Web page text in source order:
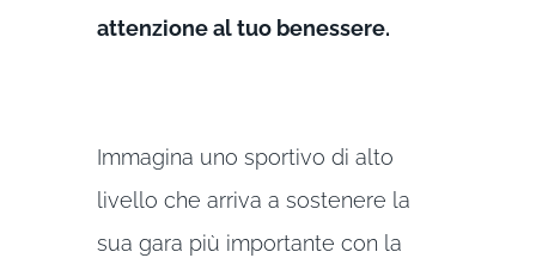
attenzione al tuo benessere.
Immagina uno sportivo di alto
livello che arriva a sostenere la
sua gara più importante con la